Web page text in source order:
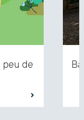
de